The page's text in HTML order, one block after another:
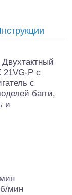
21VG-P с
с
багги,
и
мин